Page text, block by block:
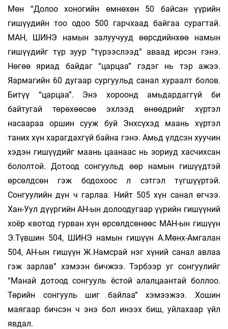
Мөн “Долоо хоногийн өмнөхөн 50 байсан үүрийн
гишүүдийн тоо одоо 500 гарчхаад байгаа сурагтай.
МАН, ШИНЭ намын залуучууд өөрсдийнхөө намын
гишүүдийг түр зуур “түрээслээд” аваад ирсэн гэнэ.
Нөгөө яриад байдаг “царцаа” гэдэг нь тэр ажээ.
Яармагийн 60 дугаар сургуульд санал хураалт болов.
Битүү “царцаа”. Энэ хороонд амьдардаггүй би
байтугай төрөхөөсөө эхлээд өнөөдрийг хүртэл
насаараа оршин сууж буй Энхсүхэд маань хүртэл
таних хүн харагдахгүй байна гэнэ. Амьд үлдсэн хуучин
хэдэн гишүүдийг маань цаанаас нь зориуд хасчихсан
бололтой. Дотоод сонгуульд өөр намын гишүүдтэй
өрсөлдсөн гэж бодохоос л сэтгэл түгшүүртэй.
Сонгуулийн дүн ч гарлаа. Нийт 505 хүн санал өгчээ.
Хан-Уул дүүргийн АН-ын долоодугаар үүрийн гишүүний
хоёр квотод гурван хүн өрсөлдсөнөөс МАН-ын гишүүн
Э.Түв­шин 504, ШИНЭ намын гишүүн А.Мөнх-Ам­галан
504, АН-ын гишүүн Ж.Намсрай нэг хүний санал авлаа
гэж зарлав” хэмээн бичжээ. Тэрбээр уг сонгуулийг
“Манай дотоод сонгууль ёс­той алалцаантай боллоо.
Төрийн сонгууль шиг байлаа” хэмээжээ. Хошин
маягаар бичсэн ч энэ бол инээх биш, уйлахаар үйл
явдал.